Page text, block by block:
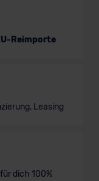
Reimporte
Leasing
dich 100%